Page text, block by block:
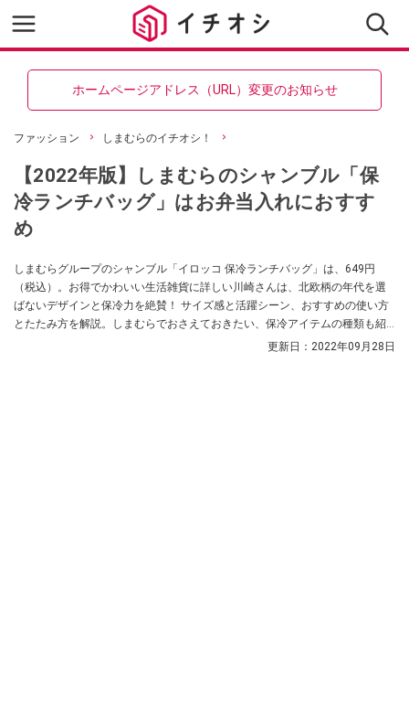
ホームページアドレス（URL）変更のお知らせ
ファッション しまむらのイチオシ！
【2022年版】しまむらのシャンブル「保
冷ランチバッグ」はお弁当入れにおすす
め
しまむらグループのシャンブル「イロッコ 保冷ランチバッグ」は、649円
（税込）。お得でかわいい生活雑貨に詳しい川崎さんは、北欧柄の年代を選
ばないデザインと保冷力を絶賛！ サイズ感と活躍シーン、おすすめの使い方
とたたみ方を解説。しまむらでおさえておきたい、保冷アイテムの種類も紹
更新日： 2022年09月28日